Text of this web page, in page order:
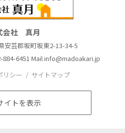
会社 真月
安芸郡坂町坂東2-13-34-5
884-6451 Mail info@madoakari.jp
リシー
サイトマップ
イトを表示